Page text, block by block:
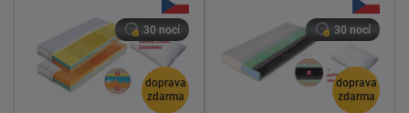
doprava
zdarma
30 nocí
doprava
zdarma
30 nocí